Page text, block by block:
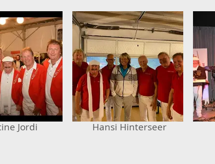
Jordi Hansi Hinterseer